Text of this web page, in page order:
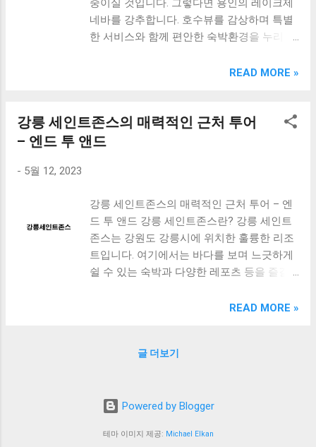
해서 구매하실 수 있도록 순위 추천 해드릴게요. 특가상품 보
러가기 추천상품 Best 유니콘 멀티페어링 스마트폰 태블릿
거치형 저소음 블루투스 키보드, BK-500SB, 일반형, 블랙 유
중이실 것입니다. 그렇다면 용인의 레이크제
네바를 강추합니다. 호수뷰를 감상하며 특별
한 서비스와 함께 편안한 숙박환경을 누리실
특별하게 만들어보세요. 이곳에서는 고기리
을 감상하며 여행의 추억을 만들어보세요. 이
번 여행에서는 평소와는 다른 특별한 경험을
티룸 용인단체펜션에서 즐기는 호수뷰 레이
크제네바의 아름다움 용인펜션의 특별한 서
비스와 편안한 숙박환경 맺음말 고기리393
자유부인과 함께하는 겨울여행 파티룸 "고기
리393 자유부인과 함께하는 겨울여행 파티
별한 공간입니다. 이 곳은 고급스러운 인테리
간 중 하나입니다. 파티룸은 넓은 공간과 쾌
를 즐길 수 있는 최적의 조건을 제공합니다.
READ MORE »
강릉 세인트존스의 매력적인 근처 투어
– 엔드 투 앤드
- 5월 12, 2023
강릉 세인트존스의 매력적인 근처 투어 – 엔
드 투 앤드 강릉 세인트존스란? 강릉 세인트
존스는 강원도 강릉시에 위치한 훌륭한 리조
트입니다. 여기에서는 바다를 보며 느긋하게
쉴 수 있는 숙박과 다양한 레포츠 등을 즐길
반 카페 – 엔드 투 앤드 강릉 세인트존스 근처
10:30 – 21:00 메뉴: 커피, 음료, 디저트 등 다
– 손맛 가득한 매운탕집 마시따솜은 강릉 세
운탕집입니다. 단골 손님이 많은 이 식당은
READ MORE »
글 더보기
Powered by Blogger
테마 이미지 제공: Michael Elkan